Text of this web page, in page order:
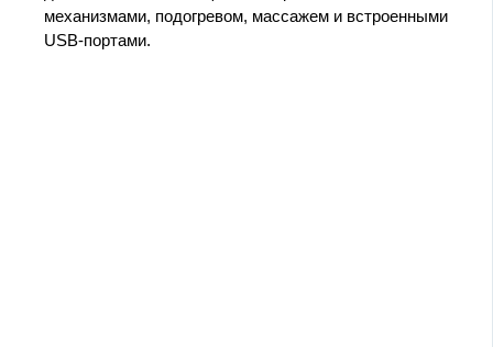
механизмами, подогревом, массажем и встроенными
USB-портами.